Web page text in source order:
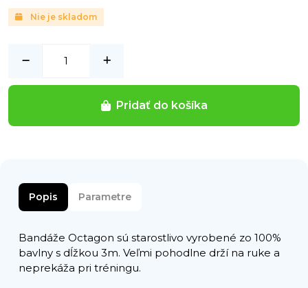
Nie je skladom
Pridať do košíka
Popis Parametre
Bandáže Octagon sú starostlivo vyrobené zo 100%
bavlny s dĺžkou 3m. Veľmi pohodlne drží na ruke a
neprekáža pri tréningu.